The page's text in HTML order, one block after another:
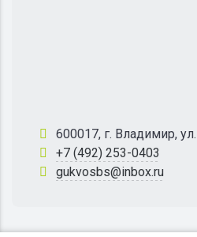
600017, г. Владимир,
+7 (492) 253-0403
gukvosbs@inbox.ru